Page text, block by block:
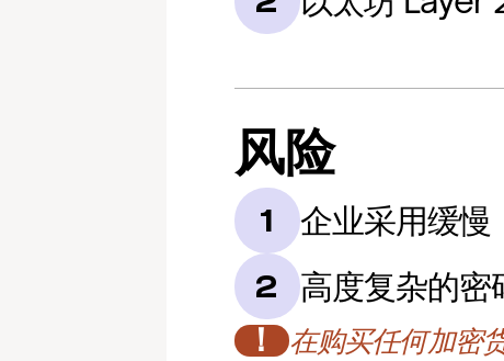
风险
1 企业采用缓慢
2 高度复杂的密
！ 在购买任何加密